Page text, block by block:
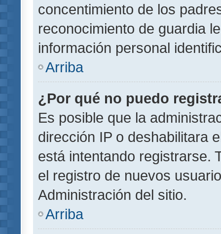
concentimiento de los
reconocimiento de guardia
información personal
Arriba
¿Por qué no puedo
Es posible que la
dirección IP o deshabilitara
está intentando registrarse.
el registro de nuevos
Administración del sitio.
Arriba